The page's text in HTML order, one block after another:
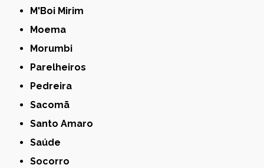
M'Boi Mirim
Moema
Morumbi
Parelheiros
Pedreira
Sacomã
Santo Amaro
Saúde
Socorro